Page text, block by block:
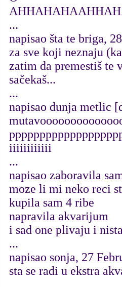
...
napisao šta te briga,
za sve koji neznaju
zatim da premestiš te
sačekaš...
...
napisao dunja metlic
iiiiiiiiiiii
...
napisao zaboravila
moze li mi neko reci
kupila sam 4 ribe
napravila akvarijum
i sad one plivaju i
...
napisao sonja, 27
sta se radi u ekstra